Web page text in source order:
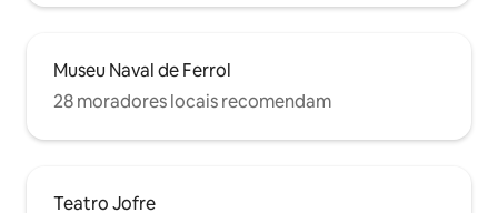
Museu Naval de Ferrol
28 moradores locais recomendam
Teatro Jofre